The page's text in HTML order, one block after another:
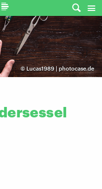
©Lucas1989 | photocase.de